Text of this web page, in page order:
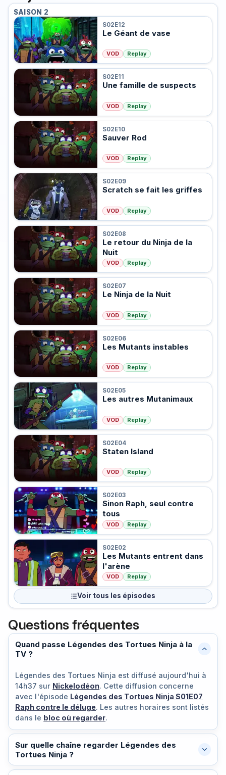
SAISON 2
S02E12
Le Géant de vase
VOD Replay
S02E11
Une famille de suspects
VOD Replay
S02E10
Sauver Rod
VOD Replay
S02E09
Scratch se fait les griffes
VOD Replay
S02E08
Le retour du Ninja de la
Nuit
VOD Replay
S02E07
Le Ninja de la Nuit
VOD Replay
S02E06
Les Mutants instables
VOD Replay
S02E05
Les autres Mutanimaux
VOD Replay
S02E04
Staten Island
VOD Replay
S02E03
Sinon Raph, seul contre
tous
VOD Replay
S02E02
Les Mutants entrent dans
l'arène
VOD Replay
Voir tous les épisodes
Questions fréquentes
Quand passe Légendes des Tortues Ninja à la
TV ?
Légendes des Tortues Ninja est diffusé aujourd'hui à
14h37 sur Nickelodéon. Cette diffusion concerne
avec l'épisode Légendes des Tortues Ninja S01E07
Raph contre le déluge. Les autres horaires sont listés
dans le bloc où regarder.
Sur quelle chaîne regarder Légendes des
Tortues Ninja ?